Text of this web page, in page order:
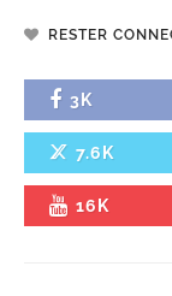
RESTER
3K
7.6K
16K